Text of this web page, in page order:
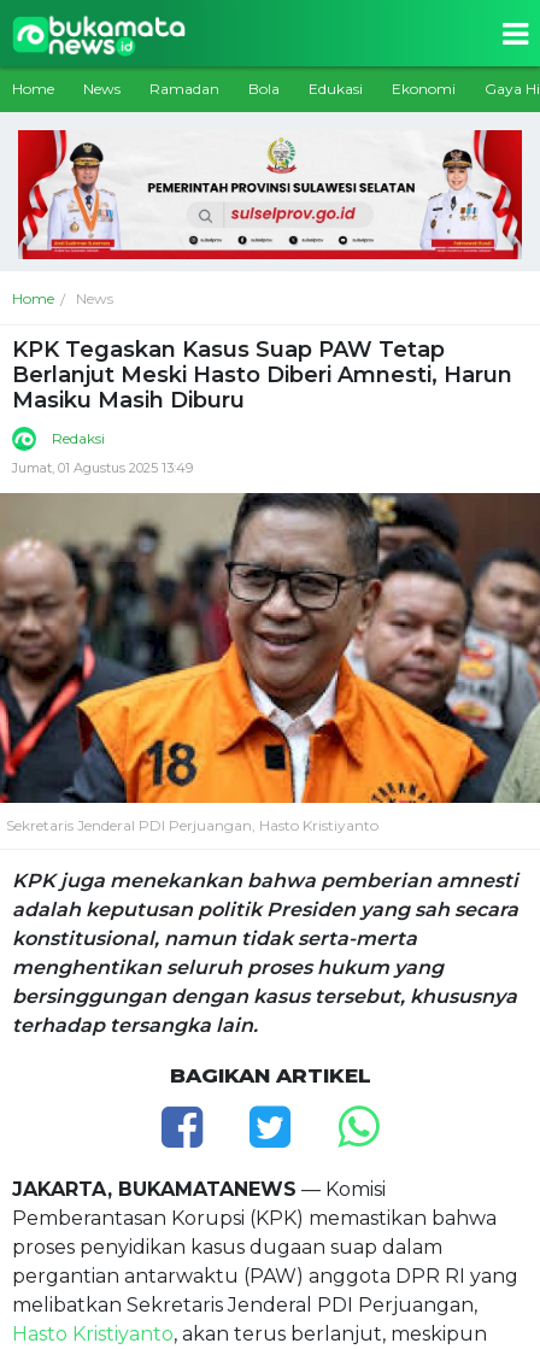
Home News Ramadan Bola Edukasi Ekonomi Gaya
Home News
KPK Tegaskan Kasus Suap PAW Tetap
Berlanjut Meski Hasto Diberi Amnesti, Harun
Masiku Masih Diburu
Redaksi
Jumat, 01 Agustus 2025 13:49
Sekretaris Jenderal PDI Perjuangan, Hasto Kristiyanto
KPK juga menekankan bahwa pemberian amnesti
adalah keputusan politik Presiden yang sah secara
konstitusional, namun tidak serta-merta
menghentikan seluruh proses hukum yang
bersinggungan dengan kasus tersebut, khususnya
terhadap tersangka lain.
BAGIKAN ARTIKEL
JAKARTA, BUKAMATANEWS — Komisi
Pemberantasan Korupsi (KPK) memastikan bahwa
proses penyidikan kasus dugaan suap dalam
pergantian antarwaktu (PAW) anggota DPR RI yang
melibatkan Sekretaris Jenderal PDI Perjuangan,
Hasto Kristiyanto, akan terus berlanjut, meskipun